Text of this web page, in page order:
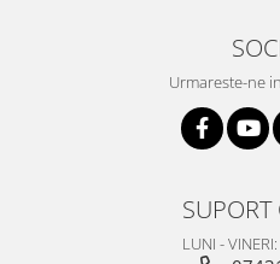
Urmareste-ne
SUPORT
LUNI -